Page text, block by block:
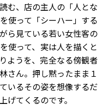
む、店の主人の「人とな
使って「シーハー」する
ら見ている若い女性客の
使って、実は人を描くと
ようを、完全なる傍観者
さん。押し黙ったまま１
いるその姿を想像するだ
げてくるのです。